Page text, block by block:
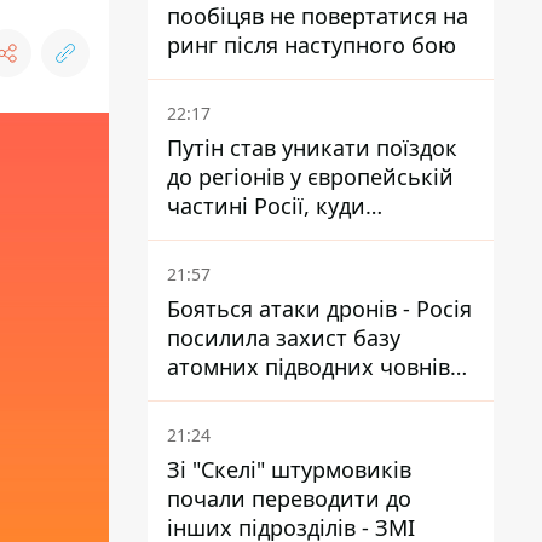
пообіцяв не повертатися на
ринг після наступного бою
22:17
Путін став уникати поїздок
до регіонів у європейській
частині Росії, куди
регулярно долітають дрони
21:57
Бояться атаки дронів - Росія
посилила захист базу
атомних підводних човнів
за 7400 км від України
21:24
Зі "Скелі" штурмовиків
почали переводити до
інших підрозділів - ЗМІ